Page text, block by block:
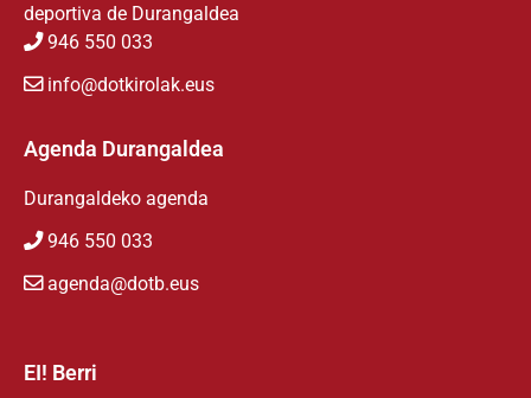
deportiva de Durangaldea
946 550 033
info@dotkirolak.eus
Agenda Durangaldea
Durangaldeko agenda
946 550 033
agenda@dotb.eus
EI! Berri